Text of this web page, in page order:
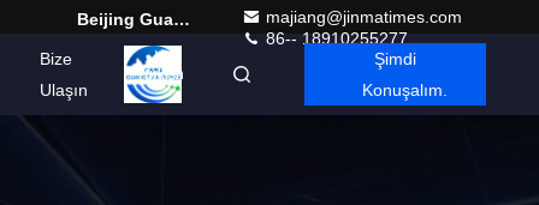
Beijing Guangtian Runze Technology Co., Ltd.
majiang@jinmatimes.com
86-- 18910255277
Bize
Ulaşın
Turkish
Şimdi
Konuşalım.